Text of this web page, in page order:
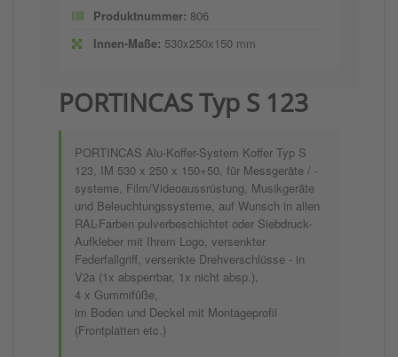
Produktnummer: 806
Innen-Maße: 530x250x150 mm
PORTINCAS Typ S 123
PORTINCAS Alu-Koffer-System Koffer Typ S
123, IM 530 x 250 x 150+50, für Messgeräte / -
systeme, Film/Videoaussrüstung, Musikgeräte
und Beleuchtungssysteme, auf Wunsch in allen
RAL-Farben pulverbeschichtet oder Siebdruck-
Aufkleber mit Ihrem Logo, versenkter
Federfallgriff, versenkte Drehverschlüsse - in
V2a (1x absperrbar, 1x nicht absp.),
4 x Gummifüße,
im Boden und Deckel mit Montageprofil
(Frontplatten etc.)